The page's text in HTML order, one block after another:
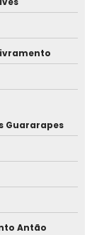
Guararapes
Antão